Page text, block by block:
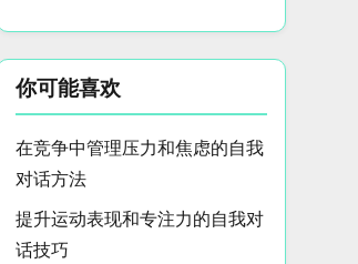
你可能喜欢
在竞争中管理压力和焦虑的自我
对话方法
提升运动表现和专注力的自我对
话技巧